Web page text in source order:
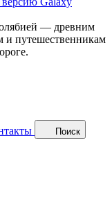
— древним
и путешественникам
Поиск